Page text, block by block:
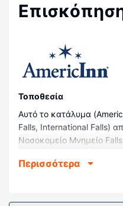
Τοποθεσία
Αυτό το κατάλυμα
Falls, International Falls)
Νοσοκομείο Μνημείο
Πάρκο Smokey Bear Park
Περισσότερα